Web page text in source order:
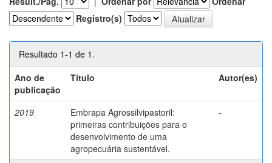
Registro(s)
Resultado 1-1 de 1.
Ano de
publicação
Título Autor(es)
2019
Embrapa Agrossilvipastoril:
primeiras contribuições para o
desenvolvimento de uma
agropecuária sustentável.
-